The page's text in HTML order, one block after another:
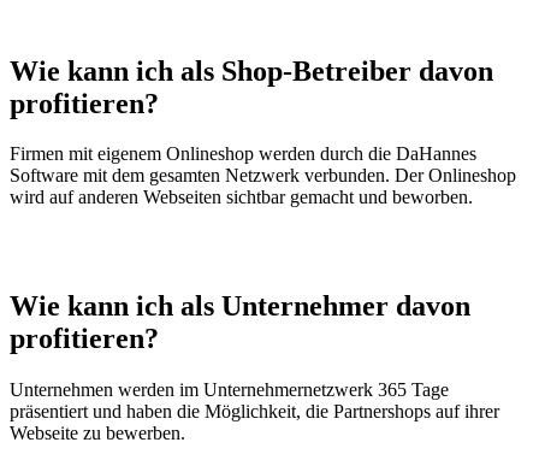
Wie kann ich als Shop-Betreiber davon
profitieren?
Firmen mit eigenem Onlineshop werden durch die DaHannes
Software mit dem gesamten Netzwerk verbunden. Der Onlineshop
wird auf anderen Webseiten sichtbar gemacht und beworben.
Wie kann ich als Unternehmer davon
profitieren?
Unternehmen werden im Unternehmernetzwerk 365 Tage
präsentiert und haben die Möglichkeit, die Partnershops auf ihrer
Webseite zu bewerben.